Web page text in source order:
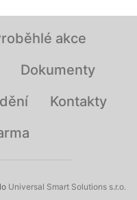
akce
Dokumenty
Kontakty
Universal Smart Solutions s.r.o.